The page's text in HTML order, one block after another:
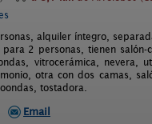
alquiler íntegro,
2 personas, tienen
vitrocerámica, nevera,
otra con dos camas,
tostadora.
Email